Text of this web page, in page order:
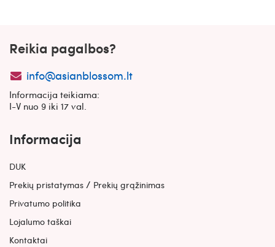
Reikia pagalbos?
info@asianblossom.lt
Informacija teikiama:
I-V nuo 9 iki 17 val.
Informacija
DUK
Prekių pristatymas / Prekių grąžinimas
Privatumo politika
Lojalumo taškai
Kontaktai